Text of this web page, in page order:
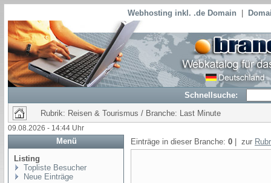
Webhosting inkl. .de Domain
Schnellsuche:
Rubrik: Reisen & Tourismus / Branche: Last Minute
09.08.2026 - 14:44 Uhr
Menü
Listing
Topliste Besucher
Neue Einträge
Einträge in dieser Branche: 0 | zur